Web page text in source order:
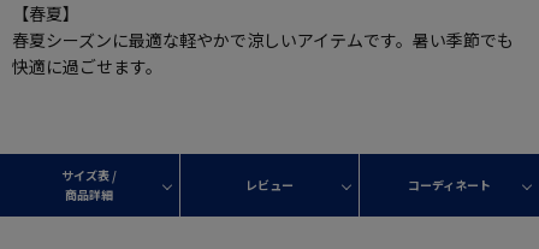
【春夏】
春夏シーズンに最適な軽やかで涼しいアイテムです。暑い季節でも
快適に過ごせます。
サイズ表 /
商品詳細
レビュー コーディネート